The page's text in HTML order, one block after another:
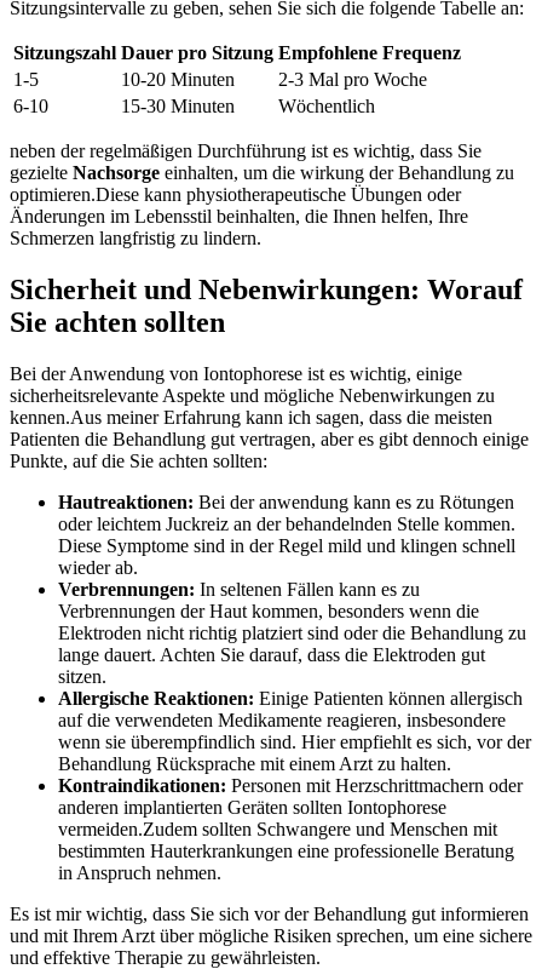
Sitzungsintervalle zu geben, sehen Sie sich die folgende Tabelle an:
Sitzungszahl Dauer pro ‌Sitzung Empfohlene Frequenz
1-5
10-20 Minuten
2-3 Mal pro Woche
6-10
15-30 Minuten Wöchentlich
neben der regelmäßigen Durchführung ist es wichtig, dass Sie
gezielte Nachsorge einhalten, um die wirkung der Behandlung zu
optimieren.Diese kann physiotherapeutische Übungen oder
Änderungen im Lebensstil beinhalten, die Ihnen helfen, ⁢Ihre
Schmerzen langfristig zu lindern.
Sicherheit und Nebenwirkungen: Worauf
Sie achten sollten
Bei der Anwendung von Iontophorese ist es wichtig, einige
‍sicherheitsrelevante ‍Aspekte und mögliche ​Nebenwirkungen zu
kennen.Aus meiner Erfahrung⁢ kann ich sagen, dass die meisten
Patienten ‌die Behandlung ‌gut vertragen, ‍aber⁣ es gibt dennoch einige
Punkte, auf die Sie achten sollten:
Hautreaktionen: ⁣Bei der anwendung kann es⁢ zu Rötungen
oder leichtem Juckreiz an der behandelnden Stelle kommen.‍
Diese Symptome sind in der Regel mild und klingen schnell
wieder ab.
Verbrennungen: In seltenen Fällen kann es zu
Verbrennungen der Haut kommen, besonders wenn die
Elektroden nicht richtig platziert sind oder die Behandlung ​zu
lange dauert. Achten Sie darauf, dass die Elektroden gut
sitzen.
Allergische Reaktionen: Einige Patienten können allergisch
auf die verwendeten Medikamente reagieren, insbesondere
wenn sie überempfindlich sind. Hier empfiehlt es⁣ sich, ⁤vor der
Behandlung Rücksprache mit ⁢einem Arzt zu halten.
Kontraindikationen: Personen mit Herzschrittmachern oder
anderen implantierten Geräten sollten Iontophorese
vermeiden.Zudem sollten Schwangere und Menschen mit
⁤bestimmten ⁤Hauterkrankungen eine ‌professionelle Beratung
in Anspruch nehmen.
Es ist mir wichtig, dass ⁤Sie sich vor der Behandlung gut‍ informieren
und mit Ihrem Arzt ⁤über mögliche Risiken sprechen, ​um eine⁣ sichere
und ⁢effektive Therapie zu gewährleisten.